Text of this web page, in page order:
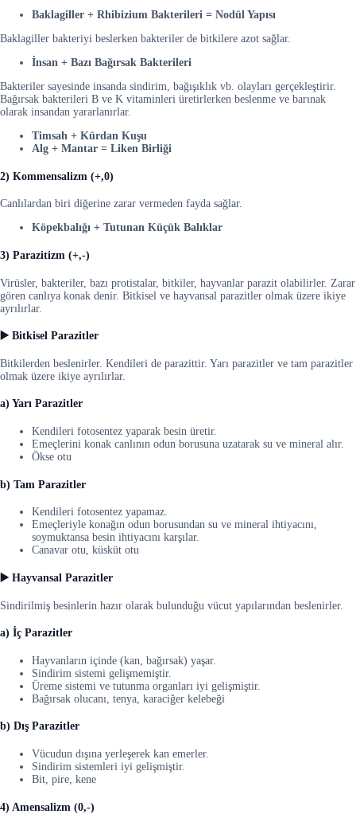
Baklagiller + Rhibizium Bakterileri = Nodül Yapısı
Baklagiller bakteriyi beslerken bakteriler de bitkilere azot sağlar.
İnsan + Bazı Bağırsak Bakterileri
Bakteriler sayesinde insanda sindirim, bağışıklık vb. olayları gerçekleştirir.
Bağırsak bakterileri B ve K vitaminleri üretirlerken beslenme ve barınak
olarak insandan yararlanırlar.
Timsah + Kürdan Kuşu
Alg + Mantar = Liken Birliği
2) Kommensalizm (+,0)
Canlılardan biri diğerine zarar vermeden fayda sağlar.
Köpekbalığı + Tutunan Küçük Balıklar
3) Parazitizm (+,-)
Virüsler, bakteriler, bazı protistalar, bitkiler, hayvanlar parazit olabilirler. Zarar
gören canlıya konak denir. Bitkisel ve hayvansal parazitler olmak üzere ikiye
ayrılırlar.
▶️ Bitkisel Parazitler
Bitkilerden beslenirler. Kendileri de parazittir. Yarı parazitler ve tam parazitler
olmak üzere ikiye ayrılırlar.
a) Yarı Parazitler
Kendileri fotosentez yaparak besin üretir.
Emeçlerini konak canlının odun borusuna uzatarak su ve mineral alır.
Ökse otu
b) Tam Parazitler
Kendileri fotosentez yapamaz.
Emeçleriyle konağın odun borusundan su ve mineral ihtiyacını,
soymuktansa besin ihtiyacını karşılar.
Canavar otu, küsküt otu
▶️ Hayvansal Parazitler
Sindirilmiş besinlerin hazır olarak bulunduğu vücut yapılarından beslenirler.
a) İç Parazitler
Hayvanların içinde (kan, bağırsak) yaşar.
Sindirim sistemi gelişmemiştir.
Üreme sistemi ve tutunma organları iyi gelişmiştir.
Bağırsak olucanı, tenya, karaciğer kelebeği
b) Dış Parazitler
Vücudun dışına yerleşerek kan emerler.
Sindirim sistemleri iyi gelişmiştir.
Bit, pire, kene
4) Amensalizm (0,-)